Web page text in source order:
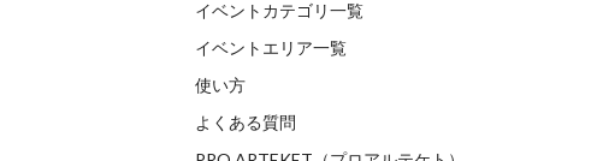
イベントカテゴリ一覧
イベントエリア一覧
使い方
よくある質問